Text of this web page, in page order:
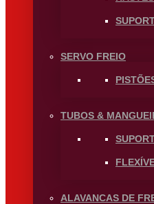
SERVO FREIO
TUBOS &
ALAVANCAS DE